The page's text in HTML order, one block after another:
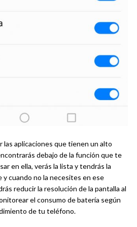
las aplicaciones que tienen un alto
debajo de la función que te
en ella, verás la lista y tendrás la
y cuando no la necesites en ese
reducir la resolución de la pantalla al
el consumo de batería según
de tu teléfono.